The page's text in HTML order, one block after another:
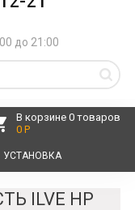
до 21:00
В корзине 0 товаров
0 Р
УСТАНОВКА
ILVE HP